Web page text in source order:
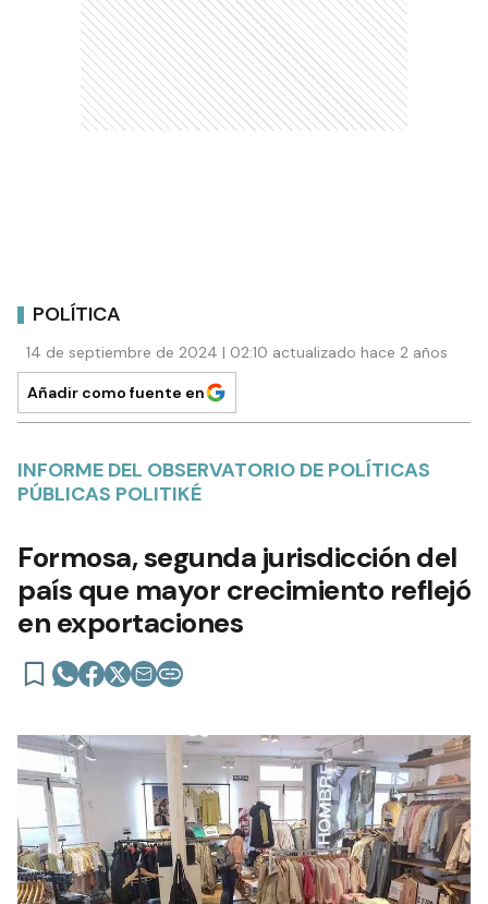
POLÍTICA
14 de septiembre de 2024 | 02:10 actualizado hace 2 años
Añadir como fuente en
INFORME DEL OBSERVATORIO DE POLÍTICAS
PÚBLICAS POLITIKÉ
Formosa, segunda jurisdicción del
país que mayor crecimiento reflejó
en exportaciones